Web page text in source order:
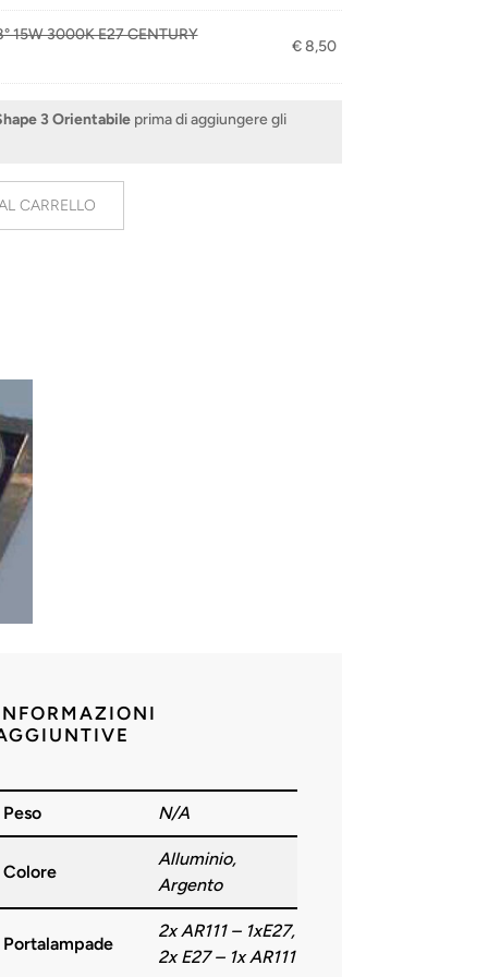
15W 3000K E27 CENTURY
€8,50
3 Orientabileprima di aggiungere gli
CARRELLO
Peso N/A
Colore
Alluminio,
Argento
Portalampade
2x AR111 – 1xE27,
2x E27 – 1x AR111